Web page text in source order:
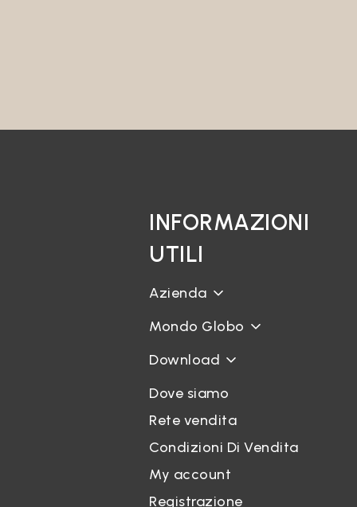
INFORMAZIONI
UTILI
Azienda
Mondo Globo
Download
Dove siamo
Rete vendita
Condizioni Di Vendita
My account
Registrazione